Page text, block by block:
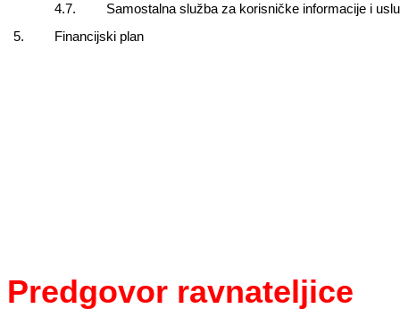
4.7.
Samostalna služba za korisničke informacije i
5.
Financijski plan
Predgovor ravnateljice